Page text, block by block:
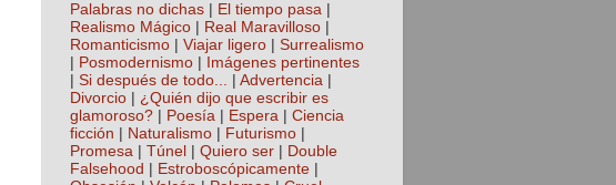
Palabras no dichas
El tiempo pasa
Realismo Mágico
Real Maravilloso
Romanticismo
Viajar ligero
Surrealismo
Posmodernismo
Imágenes pertinentes
Si después de todo... Advertencia
Divorcio
¿Quién dijo que escribir es
glamoroso?
Poesía Espera
Ciencia
ficción
Naturalismo Futurismo
Promesa
Túnel Quiero ser
Double
Falsehood
Estroboscópicamente